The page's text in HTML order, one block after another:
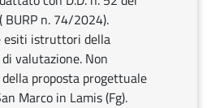
n. 74/2024).
esiti istruttori della
valutazione. Non
proposta progettuale
Marco in Lamis (Fg).